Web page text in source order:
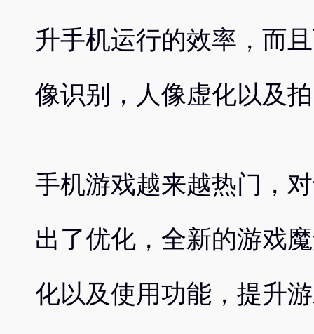
升手机运行的效率，而
像识别，人像虚化以及
手机游戏越来越热门，
出了优化，全新的游戏
化以及使用功能，提升